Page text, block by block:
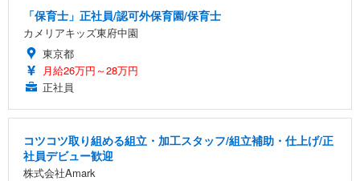
「保育士」正社員/認可外保育園/保育士
カメリアキッズ東府中園
東京都
月給26万円～28万円
正社員
コツコツ取り組める組立・加工スタッフ/組立補助・仕上げ/正
社員デビュー歓迎
株式会社Amark